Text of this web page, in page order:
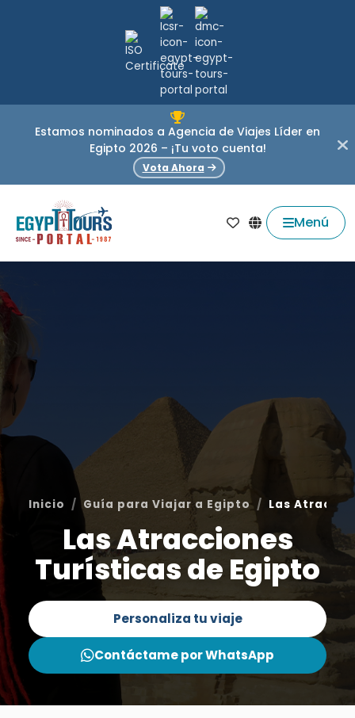
Estamos nominados a Agencia de Viajes Líder en
Egipto 2026 – ¡Tu voto cuenta!
Vota Ahora
Menú
Inicio Guía para Viajar a Egipto Las
Las Atracciones
Turísticas de Egipto
Personaliza tu viaje
Contáctame por WhatsApp